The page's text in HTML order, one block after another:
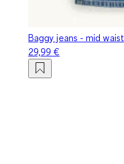
Baggy jeans - mid waist
29,99 €